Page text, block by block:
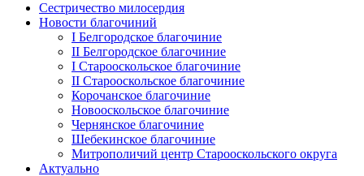
Сестричество милосердия
Новости благочиний
I Белгородское благочиние
II Белгородское благочиние
I Старооскольское благочиние
II Старооскольское благочиние
Корочанское благочиние
Новооскольское благочиние
Чернянское благочиние
Шебекинское благочиние
Митрополичий центр Старооскольского округа
Актуально